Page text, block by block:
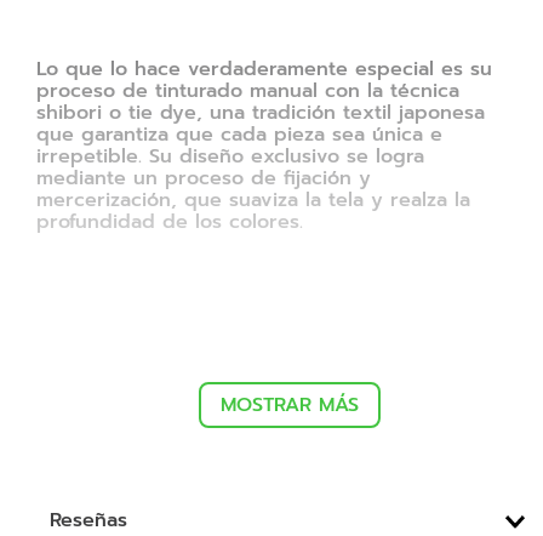
Lo que lo hace verdaderamente especial es su
proceso de tinturado manual con la técnica
shibori o tie dye, una tradición textil japonesa
que garantiza que cada pieza sea única e
irrepetible. Su diseño exclusivo se logra
mediante un proceso de fijación y
mercerización, que suaviza la tela y realza la
profundidad de los colores.
MOSTRAR MÁS
Reseñas